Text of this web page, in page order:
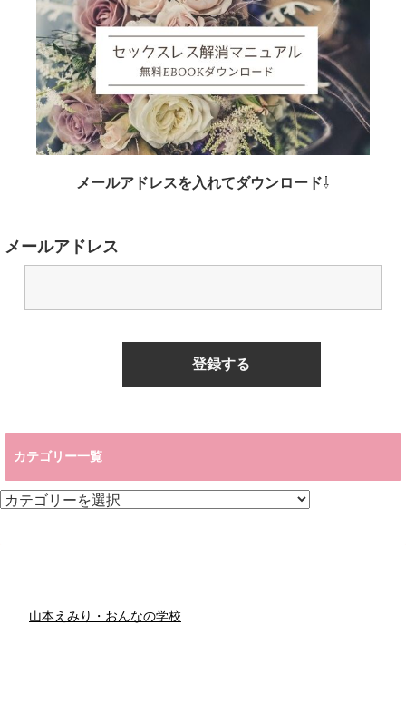
メールアドレスを入れてダウンロード⇩
メールアドレス
カテゴリー一覧
カ
山本えみり・おんなの学校